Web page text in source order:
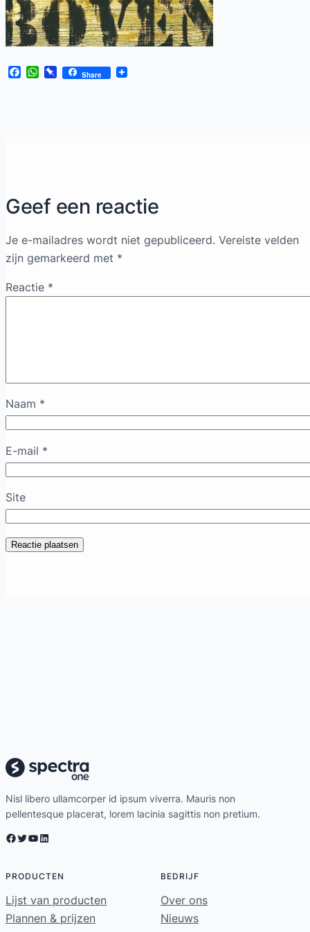
Facebook
WhatsApp
Pinboard
Share
Geef een reactie
Je e-mailadres wordt niet gepubliceerd. Vereiste velden
zijn gemarkeerd met *
Reactie *
Naam *
E-mail *
Site
Nisl libero ullamcorper id ipsum viverra. Mauris non
pellentesque placerat, lorem lacinia sagittis non pretium.
Facebook Twitter YouTube LinkedIn
PRODUCTEN
Lijst van producten
Plannen & prijzen
BEDRIJF
Over ons
Nieuws